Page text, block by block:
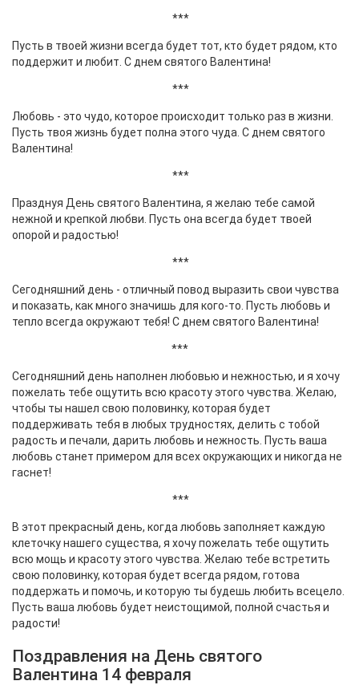
***
Пусть в твоей жизни всегда будет тот, кто будет рядом, кто
поддержит и любит. С днем святого Валентина!
***
Любовь - это чудо, которое происходит только раз в жизни.
Пусть твоя жизнь будет полна этого чуда. С днем святого
Валентина!
***
Празднуя День святого Валентина, я желаю тебе самой
нежной и крепкой любви. Пусть она всегда будет твоей
опорой и радостью!
***
Сегодняшний день - отличный повод выразить свои чувства
и показать, как много значишь для кого-то. Пусть любовь и
тепло всегда окружают тебя! С днем святого Валентина!
***
Сегодняшний день наполнен любовью и нежностью, и я хочу
пожелать тебе ощутить всю красоту этого чувства. Желаю,
чтобы ты нашел свою половинку, которая будет
поддерживать тебя в любых трудностях, делить с тобой
радость и печали, дарить любовь и нежность. Пусть ваша
любовь станет примером для всех окружающих и никогда не
гаснет!
***
В этот прекрасный день, когда любовь заполняет каждую
клеточку нашего существа, я хочу пожелать тебе ощутить
всю мощь и красоту этого чувства. Желаю тебе встретить
свою половинку, которая будет всегда рядом, готова
поддержать и помочь, и которую ты будешь любить всецело.
Пусть ваша любовь будет неистощимой, полной счастья и
радости!
Поздравления на День святого
Валентина 14 февраля